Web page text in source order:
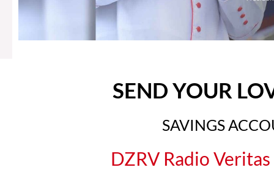
SEND YOUR
SAVINGS
DZRV Radio